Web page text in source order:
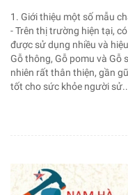
1. Giới thiệu một số mẫu
- Trên thị trường hiện tại,
được sử dụng nhiều và
Gỗ thông, Gỗ pomu và Gỗ
nhiên rất thân thiện, gần
tốt cho sức khỏe người